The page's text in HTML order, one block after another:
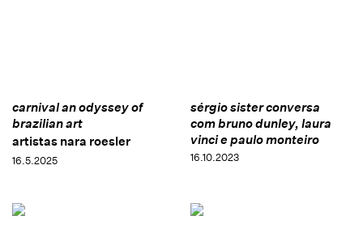
carnival an odyssey of
brazilian art
artistas nara roesler
16.5.2025
sérgio sister conversa
com bruno dunley, laura
vinci e paulo monteiro
16.10.2023